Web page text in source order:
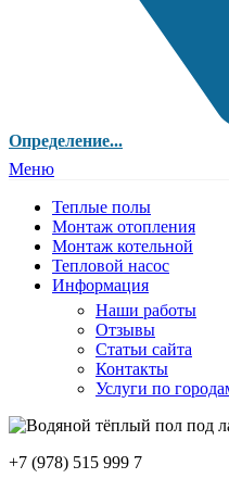
Определение...
Меню
Теплые полы
Монтаж отопления
Монтаж котельной
Тепловой насос
Информация
Наши работы
Отзывы
Статьи сайта
Контакты
Услуги по
+7 (978) 515 999 7